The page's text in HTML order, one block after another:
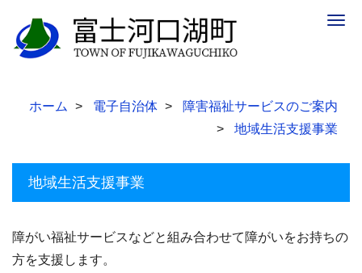
ホーム 電子自治体
障害福祉サービスのご案内
地域生活支援事業
地域生活支援事業
障がい福祉サービスなどと組み合わせて障がいをお持ちの
方を支援します。